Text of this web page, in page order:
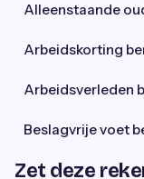
Alleenstaande
Arbeidskorting
Arbeidsverleden
Beslagvrije voet
Zet deze